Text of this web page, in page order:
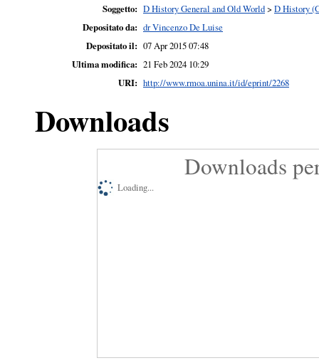
Soggetto: D History General and Old World> D History
Depositato da: dr Vincenzo De Luise
Depositato il: 07 Apr 2015 07:48
Ultima modifica: 21 Feb 2024 10:29
URI: http://www.rmoa.unina.it/id/eprint/2268
Downloads
Downloads
Loading...